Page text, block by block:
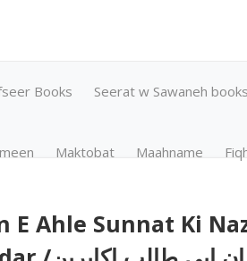
Books Seerat w Sawaneh books
Maktobat Maahname
E Ahle Sunnat Ki